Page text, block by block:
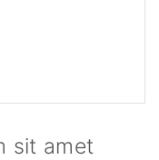
sit amet